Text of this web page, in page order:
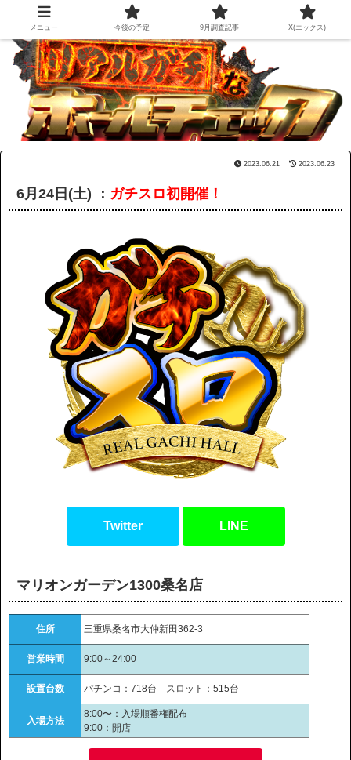
2023.06.21 2023.06.23
6月24日(土) ： ガチスロ初 開催！
Twitter LINE
マリオンガーデン1300桑名店
住所 三重県桑名市大仲新田362-3
営業時間 9:00～24:00
設置台数 パチンコ：718台 スロット：515台
入場方法
8:00〜：入場順番権配布
9:00：開店
メニュー 今後の予定 9月調査記事 X(エックス)